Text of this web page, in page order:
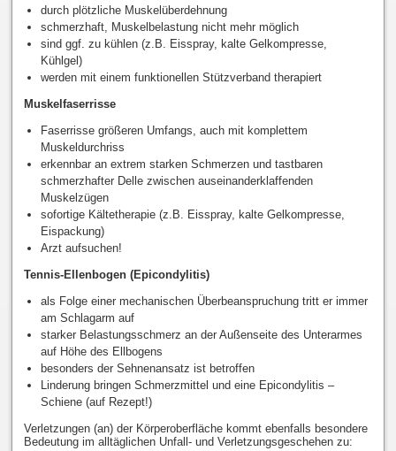
durch plötzliche Muskelüberdehnung
schmerzhaft, Muskelbelastung nicht mehr möglich
sind ggf. zu kühlen (z.B. Eisspray, kalte Gelkompresse,
Kühlgel)
werden mit einem funktionellen Stützverband therapiert
Muskelfaserrisse
Faserrisse größeren Umfangs, auch mit komplettem
Muskeldurchriss
erkennbar an extrem starken Schmerzen und tastbaren
schmerzhafter Delle zwischen auseinanderklaffenden
Muskelzügen
sofortige Kältetherapie (z.B. Eisspray, kalte Gelkompresse,
Eispackung)
Arzt aufsuchen!
Tennis-Ellenbogen (Epicondylitis)
als Folge einer mechanischen Überbeanspruchung tritt er immer
am Schlagarm auf
starker Belastungsschmerz an der Außenseite des Unterarmes
auf Höhe des Ellbogens
besonders der Sehnenansatz ist betroffen
Linderung bringen Schmerzmittel und eine Epicondylitis –
Schiene (auf Rezept!)
Verletzungen (an) der Körperoberfläche kommt ebenfalls besondere
Bedeutung im alltäglichen Unfall- und Verletzungsgeschehen zu: